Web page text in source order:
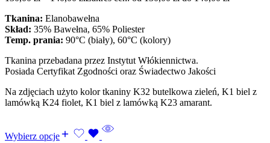
Tkanina: Elanobawełna
Skład: 35% Bawełna, 65% Poliester
Temp. prania: 90°C (biały), 60°C (kolory)
Tkanina przebadana przez Instytut Włókiennictwa.
Posiada Certyfikat Zgodności oraz Świadectwo Jakości
Na zdjęciach użyto kolor tkaniny K32 butelkowa zieleń, K1 biel z
lamówką K24 fiolet, K1 biel z lamówką K23 amarant.
Wybierz opcje